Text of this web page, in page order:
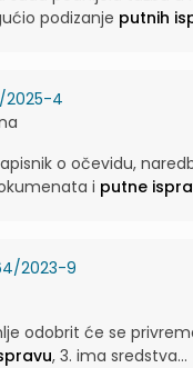
podizanje putnih
2025-4
o očevidu,
i putne
2023-9
odobrit će se
, 3. ima sredstva...